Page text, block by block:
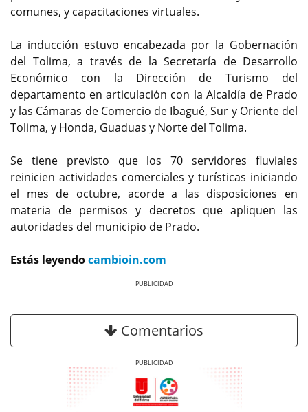
comunes, y capacitaciones virtuales.
La inducción estuvo encabezada por la Gobernación
del Tolima, a través de la Secretaría de Desarrollo
Económico con la Dirección de Turismo del
departamento en articulación con la Alcaldía de Prado
y las Cámaras de Comercio de Ibagué, Sur y Oriente del
Tolima, y Honda, Guaduas y Norte del Tolima.
Se tiene previsto que los 70 servidores fluviales
reinicien actividades comerciales y turísticas iniciando
el mes de octubre, acorde a las disposiciones en
materia de permisos y decretos que apliquen las
autoridades del municipio de Prado.
Estás leyendocambioin.com
Comentarios